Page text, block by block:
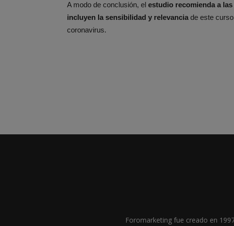
A modo de conclusión, el estudio recomienda a
incluyen la sensibilidad y relevancia de este
coronavirus.
Foromarketing fue creado en